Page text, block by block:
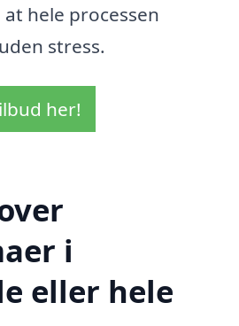
hele processen
stress.
her!
i
eller hele